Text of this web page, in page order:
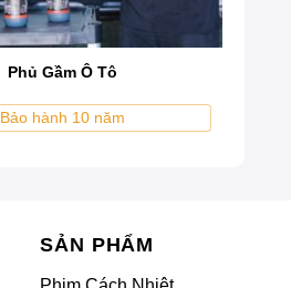
Phủ Gầm Ô Tô
Bảo hành 10 năm
SẢN PHẨM